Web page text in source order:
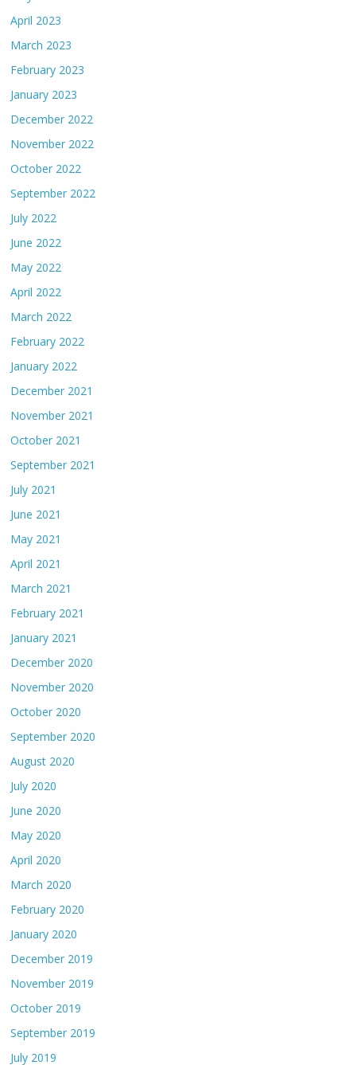
April 2023
March 2023
February 2023
January 2023
December 2022
November 2022
October 2022
September 2022
July 2022
June 2022
May 2022
April 2022
March 2022
February 2022
January 2022
December 2021
November 2021
October 2021
September 2021
July 2021
June 2021
May 2021
April 2021
March 2021
February 2021
January 2021
December 2020
November 2020
October 2020
September 2020
August 2020
July 2020
June 2020
May 2020
April 2020
March 2020
February 2020
January 2020
December 2019
November 2019
October 2019
September 2019
July 2019